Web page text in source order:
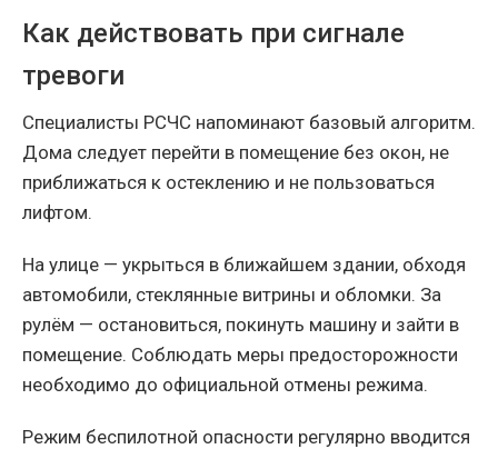
Как действовать при сигнале
тревоги
Специалисты РСЧС напоминают базовый алгоритм.
Дома следует перейти в помещение без окон, не
приближаться к остеклению и не пользоваться
лифтом.
На улице — укрыться в ближайшем здании, обходя
автомобили, стеклянные витрины и обломки. За
рулём — остановиться, покинуть машину и зайти в
помещение. Соблюдать меры предосторожности
необходимо до официальной отмены режима.
Режим беспилотной опасности регулярно вводится